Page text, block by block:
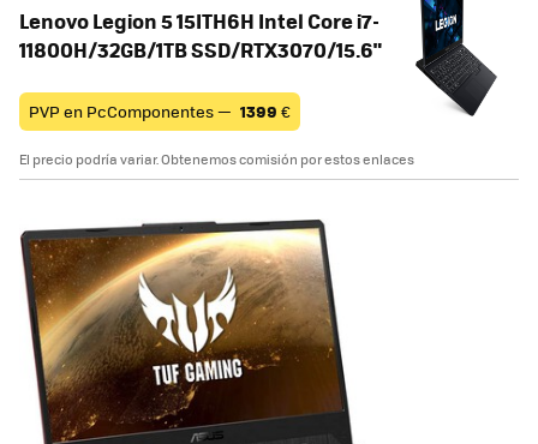
Lenovo Legion 5 15ITH6H Intel Core i7-
11800H/32GB/1TB SSD/RTX3070/15.6"
PVP en PcComponentes — 1399 €
El precio podría variar. Obtenemos comisión por estos enlaces